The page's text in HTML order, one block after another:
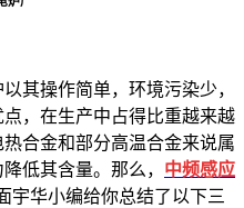
其操作简单，环境污染少，
，在生产中占得比重越来越
合金和部分高温合金来说属
低其含量。那么， 中频感应
宇华小编给你总结了以下三